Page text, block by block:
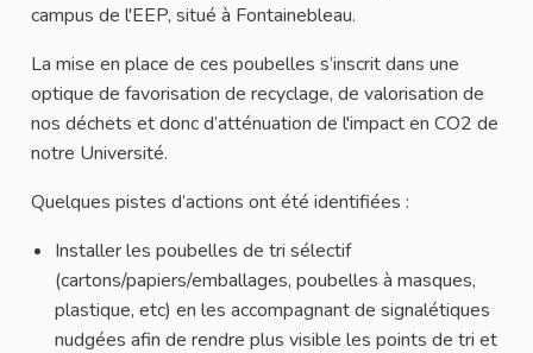
campus de l'EEP, situé à Fontainebleau.
La mise en place de ces poubelles s’inscrit dans une
optique de favorisation de recyclage, de valorisation de
nos déchets et donc d’atténuation de l'impact en CO2 de
notre Université.
Quelques pistes d’actions ont été identifiées :
Installer les poubelles de tri sélectif
(cartons/papiers/emballages, poubelles à masques,
plastique, etc) en les accompagnant de signalétiques
nudgées afin de rendre plus visible les points de tri et